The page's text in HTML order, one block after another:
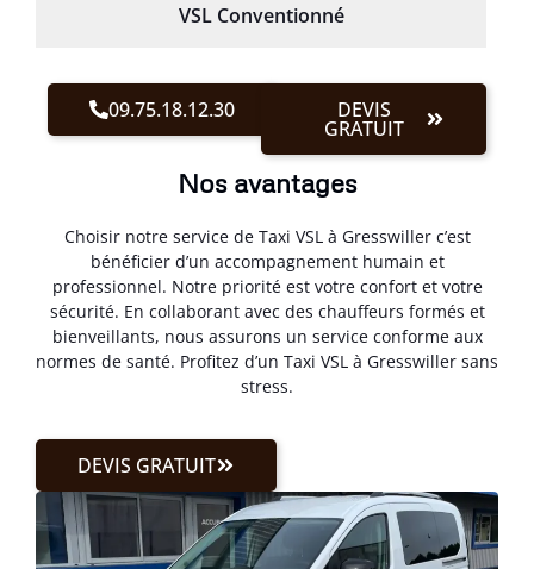
VSL Conventionné
09.75.18.12.30 DEVIS
GRATUIT
Nos avantages
Choisir notre service de Taxi VSL à Gresswiller c’est
bénéficier d’un accompagnement humain et
professionnel. Notre priorité est votre confort et votre
sécurité. En collaborant avec des chauffeurs formés et
bienveillants, nous assurons un service conforme aux
normes de santé. Profitez d’un Taxi VSL à Gresswiller sans
stress.
DEVIS GRATUIT